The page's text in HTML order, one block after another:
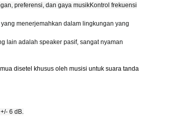
preferensi, dan gaya musikKontrol frekuensi
menerjemahkan dalam lingkungan yang
lain adalah speaker pasif, sangat nyaman
disetel khusus oleh musisi untuk suara tanda
6 dB.